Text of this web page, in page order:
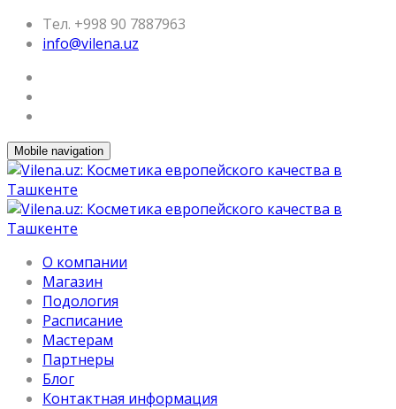
Тел. +998 90 7887963
info@vilena.uz
Mobile navigation
О компании
Магазин
Подология
Расписание
Мастерам
Партнеры
Блог
Контактная информация